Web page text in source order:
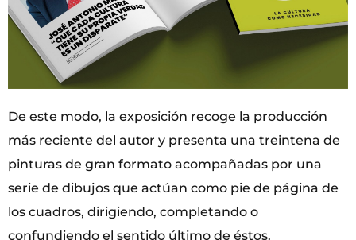
De este modo, la exposición recoge la producción
más reciente del autor y presenta una treintena de
pinturas de gran formato acompañadas por una
serie de dibujos que actúan como pie de página de
los cuadros, dirigiendo, completando o
confundiendo el sentido último de éstos.